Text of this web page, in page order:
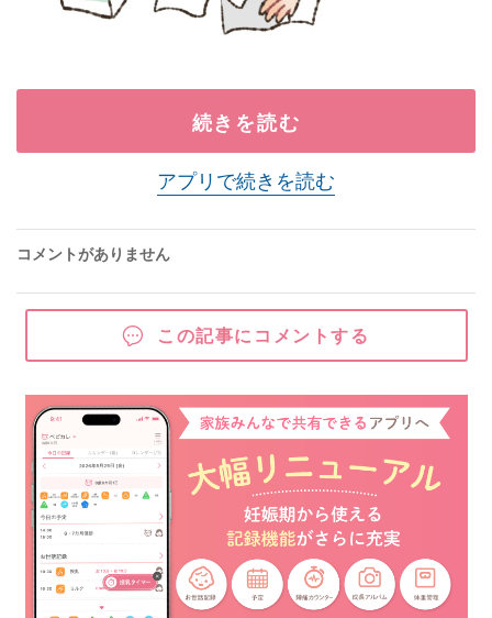
続きを読む
アプリで続きを読む
コメントがありません
この記事にコメントする